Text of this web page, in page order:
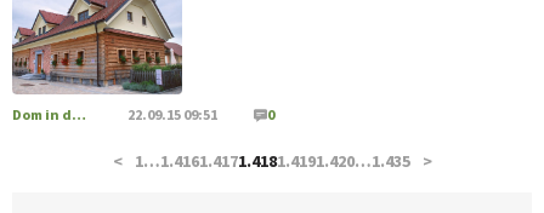
[EKOloško = LOGIČNO
pridelava aronije
kmetijsko in podjetniško zgodbo.
https://t.co/EulJoSBYMi @EUAgri #IMCAP #CAP
https://t.co/xp1oihBDaJ
Dom in družina 22.09.15 09:51 0
< 1…1.4161.4171.4181.4191.420…1.435 >